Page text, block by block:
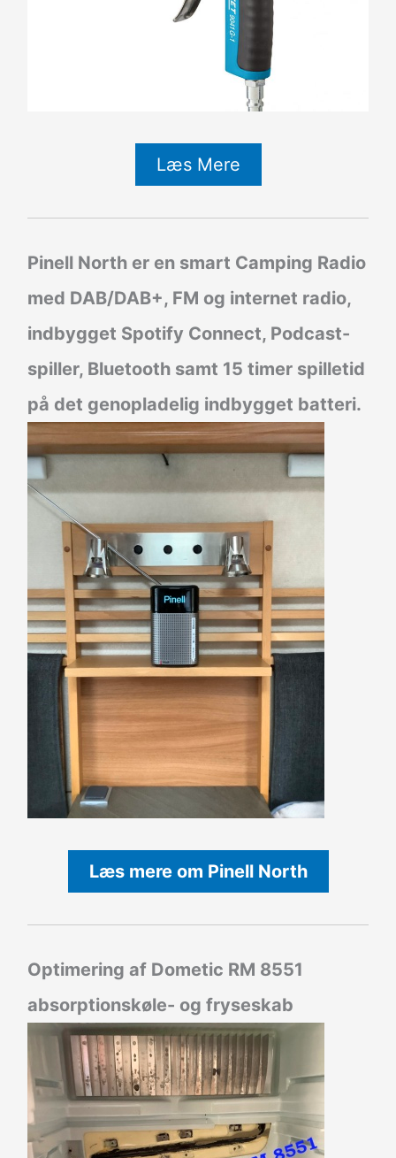
Læs Mere
Pinell North er en smart Camping Radio
med DAB/DAB+, FM og internet radio,
indbygget Spotify Connect, Podcast-
spiller, Bluetooth samt 15 timer spilletid
på det genopladelig indbygget batteri.
Læs mere om Pinell North
Optimering af Dometic RM 8551
absorptionskøle- og fryseskab